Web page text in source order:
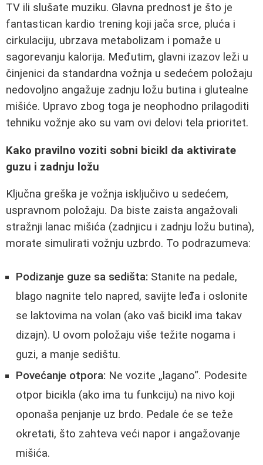
TV ili slušate muziku. Glavna prednost je što je
fantastican kardio trening koji jača srce, pluća i
cirkulaciju, ubrzava metabolizam i pomaže u
sagorevanju kalorija. Međutim, glavni izazov leži u
činjenici da standardna vožnja u sedećem položaju
nedovoljno angažuje zadnju ložu butina i glutealne
mišiće. Upravo zbog toga je neophodno prilagoditi
tehniku vožnje ako su vam ovi delovi tela prioritet.
Kako pravilno voziti sobni bicikl da aktivirate
guzu i zadnju ložu
Ključna greška je vožnja isključivo u sedećem,
uspravnom položaju. Da biste zaista angažovali
stražnji lanac mišića (zadnjicu i zadnju ložu butina),
morate simulirati vožnju uzbrdo. To podrazumeva:
Podizanje guze sa sedišta: Stanite na pedale,
blago nagnite telo napred, savijte leđa i oslonite
se laktovima na volan (ako vaš bicikl ima takav
dizajn). U ovom položaju više težite nogama i
guzi, a manje sedištu.
Povećanje otpora: Ne vozite „lagano“. Podesite
otpor bicikla (ako ima tu funkciju) na nivo koji
oponaša penjanje uz brdo. Pedale će se teže
okretati, što zahteva veći napor i angažovanje
mišića.